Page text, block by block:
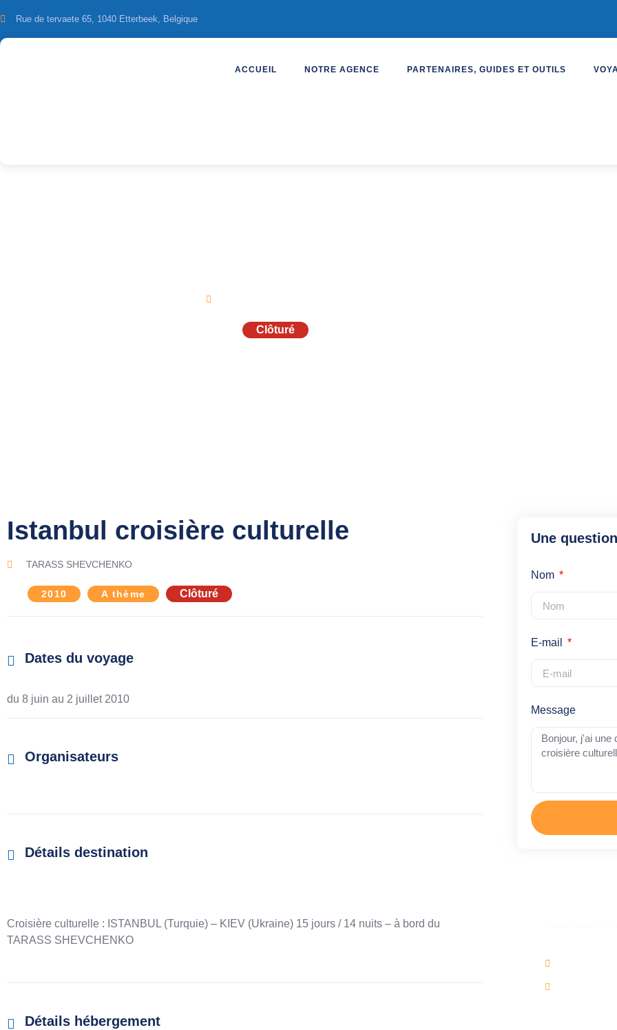
Rue de tervaete 65, 1040 Etterbeek, Belgique
ACCUEIL NOTRE AGENCE PARTENAIRES, GUIDES ET OUTILS
Clôturé
Istanbul croisière culturelle
TARASS SHEVCHENKO
2010 A thème Clôturé
Dates du voyage
du 8 juin au 2 juillet 2010
Organisateurs
Détails destination
Croisière culturelle : ISTANBUL (Turquie) – KIEV (Ukraine) 15 jours / 14 nuits – à bord du
TARASS SHEVCHENKO
Détails hébergement
Une
Nom
E-mail
Message